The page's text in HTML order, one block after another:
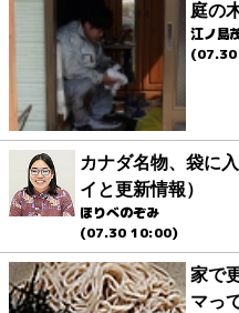
庭の
江ノ島
カナダ名物、袋に
イと更新情報）
ほりべのぞみ
(07.30 10:00)
家で
マっ